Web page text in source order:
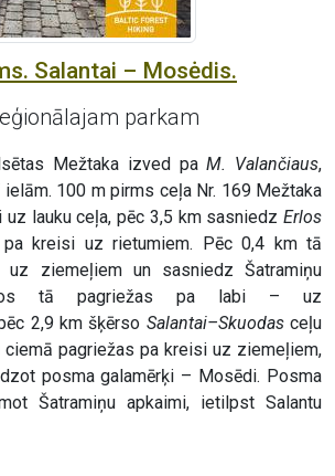
Salantai – Mosėdis.
parkam
Mežtaka izved paM. Valančiaus,
ielām. 100 m pirms ceļa Nr. 169 Mežtaka
lauku ceļa, pēc 3,5 km sasniedz Erlos
kreisi uz rietumiem. Pēc 0,4 km tā
ziemeļiem un sasniedz Šatramiņu
tā pagriežas pa labi – uz
2,9 km šķērso Salantai–Skuodasceļu
ciemā pagriežas pa kreisi uz ziemeļiem,
posma galamērķi – Mosēdi. Posma
Šatramiņu apkaimi, ietilpst Salantu